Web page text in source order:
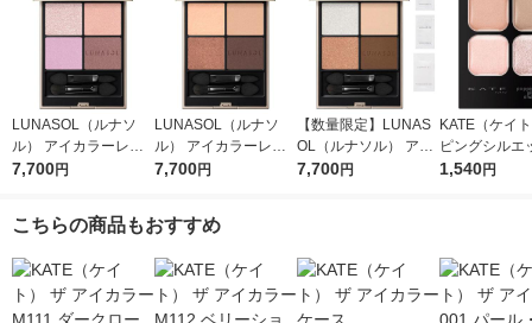
LUNASOL（ルナソ
ル） アイカラーレー
ションＮ 20
7,700円
LUNASOL（ルナソ
ル） アイカラーレー
ションＮ 17
7,700円
【数量限定】LUNAS
OL（ルナソル） アイ
カラーレーションN 1
7,700円
KATE（ケイ
ピングシルエ
ドウ PK-1 ラ
1,540円
こちらの商品もおすすめ